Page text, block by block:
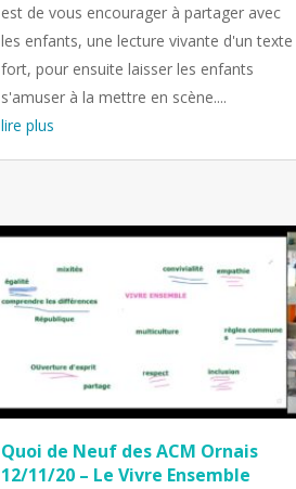
est de vous encourager à partager avec
les enfants, une lecture vivante d'un texte
fort, pour ensuite laisser les enfants
s'amuser à la mettre en scène....
lire plus
Quoi de Neuf des ACM Ornais
12/11/20 – Le Vivre Ensemble